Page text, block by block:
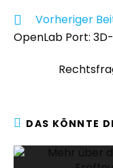
Vorheriger
OpenLab Port:
DAS KÖNNTE